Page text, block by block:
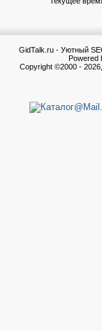
GidTalk.ru - Уютный
Powered
Copyright ©2000 -